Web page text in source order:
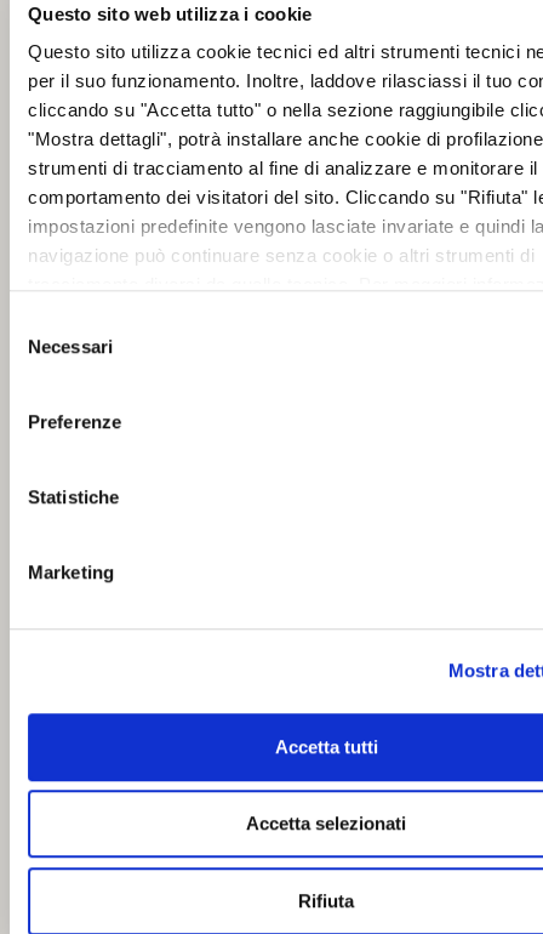
Questo sito web utilizza i cookie
Questo sito utilizza cookie tecnici ed altri strumenti tecnici
per il suo funzionamento. Inoltre, laddove rilasciassi il tuo
cliccando su "Accetta tutto" o nella sezione raggiungibile
"Mostra dettagli", potrà installare anche cookie di
strumenti di tracciamento al fine di analizzare e monitorare il
comportamento dei visitatori del sito. Cliccando su "Rifiuta"
impostazioni predefinite vengono lasciate invariate e quindi
navigazione può continuare senza cookie o altri strumenti di
delNecessari
Preferenze
Statistiche
Marketing
Mostra
Accetta tutti
Accetta selezionati
Rifiuta